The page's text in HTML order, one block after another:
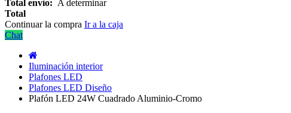
Total envío: A determinar
Total
Continuar la compra Ir a la caja
Chat
Iluminación interior
Plafones LED
Plafones LED Diseño
Plafón LED 24W Cuadrado Aluminio-Cromo